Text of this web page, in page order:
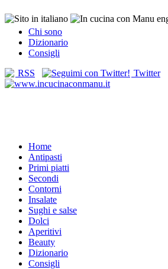
Chi sono
Dizionario
Consigli
RSS
Twitter
Home
Antipasti
Primi piatti
Secondi
Contorni
Insalate
Sughi e salse
Dolci
Aperitivi
Beauty
Dizionario
Consigli